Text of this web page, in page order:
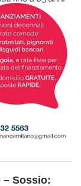
– Sossio: